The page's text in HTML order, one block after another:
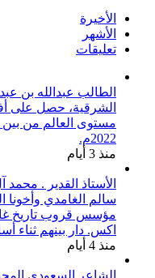
الأخيرة
الأشهر
تعليقات
الطالب عبدالله بن
الشرقية، حصل على
2022م.
منذ 3 أيام
الأستاذ القدير .
سالم الغامدي وأخونا
مؤسس قروب تاريخ
اكس. دار بينهم ثناء
منذ 4 أيام
الشاعر السعودي